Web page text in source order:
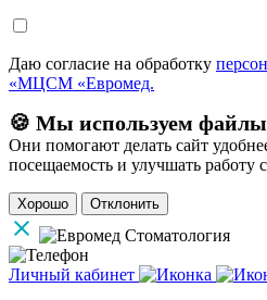
Даю согласие на обработку
«МЦСМ «Евромед.
🍪 Мы используем
Они помогают делать сайт
посещаемость и улучшать работу
Хорошо Отклонить
Личный кабинет